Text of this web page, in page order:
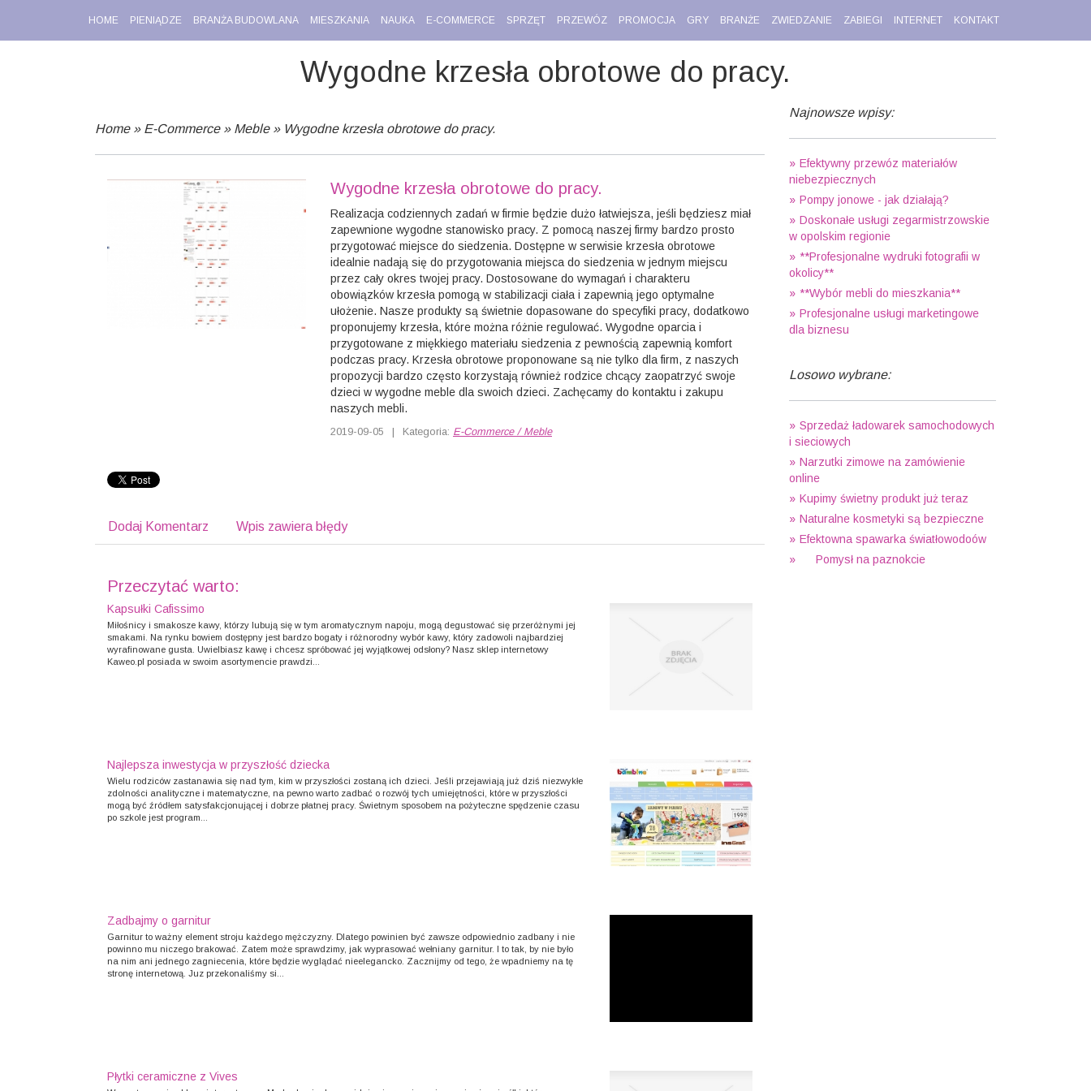
HOME PIENIĄDZE BRANŻA BUDOWLANA MIESZKANIA NAUKA E-COMMERCE SPRZĘT PRZEWÓZ PROMOCJA GRY BRANŻE ZWIEDZANIE ZABIEGI INTERNET KONTAKT
Wygodne krzesła obrotowe do pracy.
Home» E-Commerce» Meble» Wygodne krzesła obrotowe do pracy.
Wygodne krzesła obrotowe do pracy.
Realizacja codziennych zadań w firmie będzie dużo łatwiejsza, jeśli będziesz miał
zapewnione wygodne stanowisko pracy. Z pomocą naszej firmy bardzo prosto
przygotować miejsce do siedzenia. Dostępne w serwisie krzesła obrotowe
idealnie nadają się do przygotowania miejsca do siedzenia w jednym miejscu
przez cały okres twojej pracy. Dostosowane do wymagań i charakteru
obowiązków krzesła pomogą w stabilizacji ciała i zapewnią jego optymalne
ułożenie. Nasze produkty są świetnie dopasowane do specyfiki pracy, dodatkowo
proponujemy krzesła, które można różnie regulować. Wygodne oparcia i
przygotowane z miękkiego materiału siedzenia z pewnością zapewnią komfort
podczas pracy. Krzesła obrotowe proponowane są nie tylko dla firm, z naszych
propozycji bardzo często korzystają również rodzice chcący zaopatrzyć swoje
dzieci w wygodne meble dla swoich dzieci. Zachęcamy do kontaktu i zakupu
naszych mebli.
2019-09-05 | Kategoria: E-Commerce / Meble
Dodaj Komentarz Wpis zawiera błędy
Przeczytać warto:
Kapsułki Cafissimo
Miłośnicy i smakosze kawy, którzy lubują się w tym aromatycznym napoju, mogą degustować się przeróżnymi jej
smakami. Na rynku bowiem dostępny jest bardzo bogaty i różnorodny wybór kawy, który zadowoli najbardziej
wyrafinowane gusta. Uwielbiasz kawę i chcesz spróbować jej wyjątkowej odsłony? Nasz sklep internetowy
Kaweo.pl posiada w swoim asortymencie prawdzi...
Najlepsza inwestycja w przyszłość dziecka
Wielu rodziców zastanawia się nad tym, kim w przyszłości zostaną ich dzieci. Jeśli przejawiają już dziś niezwykłe
zdolności analityczne i matematyczne, na pewno warto zadbać o rozwój tych umiejętności, które w przyszłości
mogą być źródłem satysfakcjonującej i dobrze płatnej pracy. Świetnym sposobem na pożyteczne spędzenie czasu
po szkole jest program...
Zadbajmy o garnitur
Garnitur to ważny element stroju każdego mężczyzny. Dlatego powinien być zawsze odpowiednio zadbany i nie
powinno mu niczego brakować. Zatem może sprawdzimy, jak wyprasować wełniany garnitur. I to tak, by nie było
na nim ani jednego zagniecenia, które będzie wyglądać nieelegancko. Zacznijmy od tego, że wpadniemy na tę
stronę internetową. Juz przekonaliśmy si...
Płytki ceramiczne z Vives
Najnowsze wpisy:
Efektywny przewóz materiałów
niebezpiecznych
Pompy jonowe - jak działają?
Doskonałe usługi zegarmistrzowskie
w opolskim regionie
**Profesjonalne wydruki fotografii w
okolicy**
**Wybór mebli do mieszkania**
Profesjonalne usługi marketingowe
dla biznesu
Losowo wybrane:
Sprzedaż ładowarek samochodowych
i sieciowych
Narzutki zimowe na zamówienie
online
Kupimy świetny produkt już teraz
Naturalne kosmetyki są bezpieczne
Efektowna spawarka światłowodoów
Pomysł na paznokcie